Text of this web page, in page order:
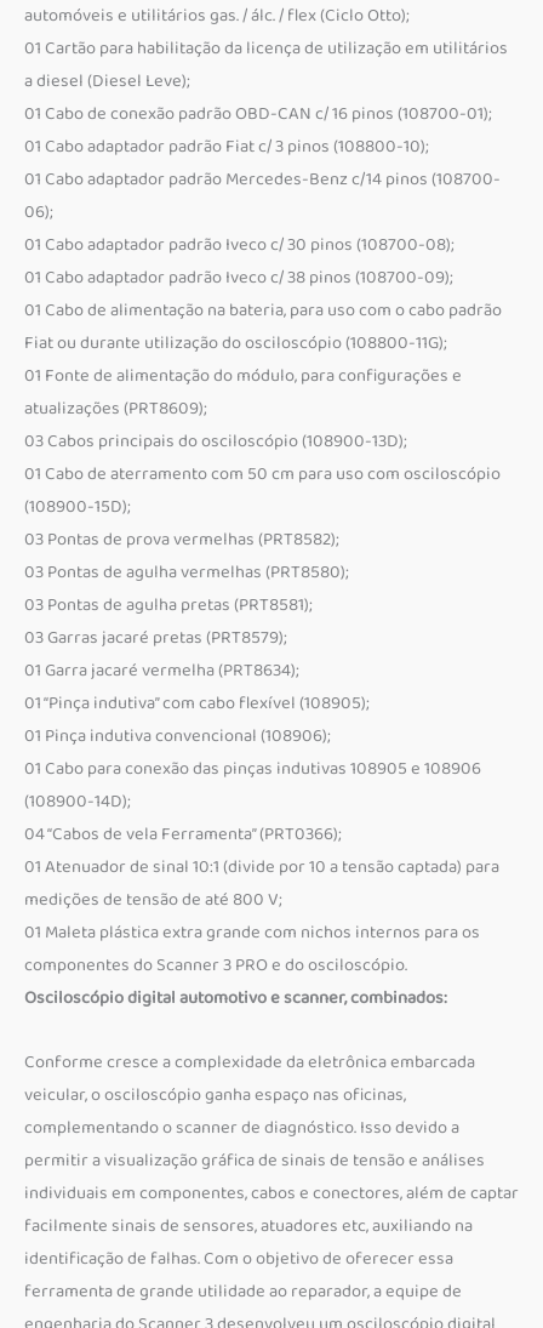
automóveis e utilitários gas. / álc. / flex (Ciclo Otto);
01 Cartão para habilitação da licença de utilização em utilitários
a diesel (Diesel Leve);
01 Cabo de conexão padrão OBD-CAN c/ 16 pinos (108700-01);
01 Cabo adaptador padrão Fiat c/ 3 pinos (108800-10);
01 Cabo adaptador padrão Mercedes-Benz c/14 pinos (108700-
06);
01 Cabo adaptador padrão Iveco c/ 30 pinos (108700-08);
01 Cabo adaptador padrão Iveco c/ 38 pinos (108700-09);
01 Cabo de alimentação na bateria, para uso com o cabo padrão
Fiat ou durante utilização do osciloscópio (108800-11G);
01 Fonte de alimentação do módulo, para configurações e
atualizações (PRT8609);
03 Cabos principais do osciloscópio (108900-13D);
01 Cabo de aterramento com 50 cm para uso com osciloscópio
(108900-15D);
03 Pontas de prova vermelhas (PRT8582);
03 Pontas de agulha vermelhas (PRT8580);
03 Pontas de agulha pretas (PRT8581);
03 Garras jacaré pretas (PRT8579);
01 Garra jacaré vermelha (PRT8634);
01 “Pinça indutiva” com cabo flexível (108905);
01 Pinça indutiva convencional (108906);
01 Cabo para conexão das pinças indutivas 108905 e 108906
(108900-14D);
04 “Cabos de vela Ferramenta” (PRT0366);
01 Atenuador de sinal 10:1 (divide por 10 a tensão captada) para
medições de tensão de até 800 V;
01 Maleta plástica extra grande com nichos internos para os
componentes do Scanner 3 PRO e do osciloscópio.
Osciloscópio digital automotivo e scanner, combinados:
Conforme cresce a complexidade da eletrônica embarcada
veicular, o osciloscópio ganha espaço nas oficinas,
complementando o scanner de diagnóstico. Isso devido a
permitir a visualização gráfica de sinais de tensão e análises
individuais em componentes, cabos e conectores, além de captar
facilmente sinais de sensores, atuadores etc, auxiliando na
identificação de falhas. Com o objetivo de oferecer essa
ferramenta de grande utilidade ao reparador, a equipe de